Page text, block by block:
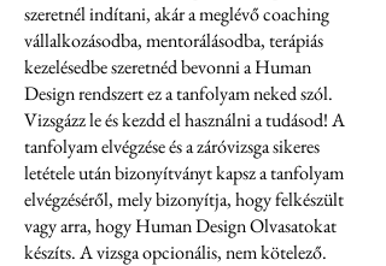
szeretnél indítani, akár a meglévő coaching
vállalkozásodba, mentorálásodba, terápiás
kezelésedbe szeretnéd bevonni a Human
Design rendszert ez a tanfolyam neked szól.
Vizsgázz le és kezdd el használni a tudásod! A
tanfolyam elvégzése és a záróvizsga sikeres
letétele után bizonyítványt kapsz a tanfolyam
elvégzéséről, mely bizonyítja, hogy felkészült
vagy arra, hogy Human Design Olvasatokat
készíts. A vizsga opcionális, nem kötelező.